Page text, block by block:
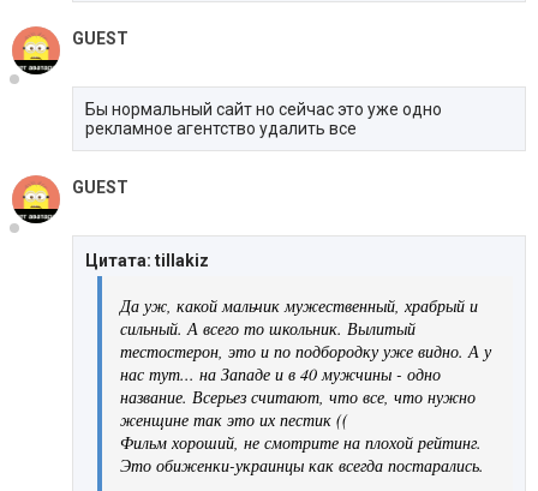
GUEST
Бы нормальный сайт но сейчас это уже одно
рекламное агентство удалить все
GUEST
Цитата: tillakiz
Да уж, какой мальчик мужественный, храбрый и
сильный. А всего то школьник. Вылитый
тестостерон, это и по подбородку уже видно. А у
нас тут... на Западе и в 40 мужчины - одно
название. Всерьез считают, что все, что нужно
женщине так это их пестик ((
Фильм хороший, не смотрите на плохой рейтинг.
Это обиженки-украинцы как всегда постарались.